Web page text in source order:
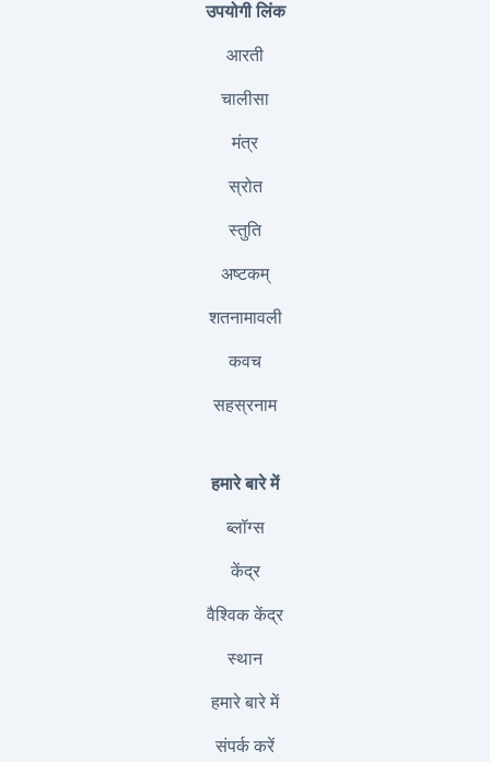
उपयोगी लिंक
आरती
चालीसा
मंत्र
स्रोत
स्तुति
अष्टकम्
शतनामावली
कवच
सहस्रनाम
हमारे बारे में
ब्लॉग्स
केंद्र
वैश्विक केंद्र
स्थान
हमारे बारे में
संपर्क करें